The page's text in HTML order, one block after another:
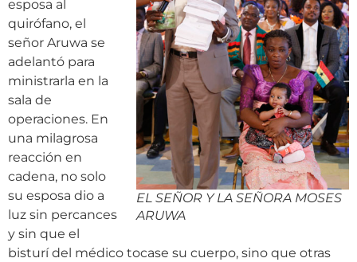
EL SEÑOR Y LA SEÑORA MOSES
ARUWA
esposa al
quirófano, el
señor Aruwa se
adelantó para
ministrarla en la
sala de
operaciones. En
una milagrosa
reacción en
cadena, no solo
su esposa dio a
luz sin percances
y sin que el
bisturí del médico tocase su cuerpo, sino que otras